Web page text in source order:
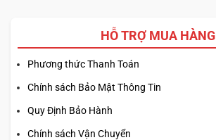
HỖ TRỢ MUA HÀNG
Phương thức Thanh Toán
Chính sách Bảo Mật Thông Tin
Quy Định Bảo Hành
Chính sách Vận Chuyển